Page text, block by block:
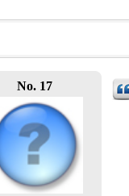
No. 17